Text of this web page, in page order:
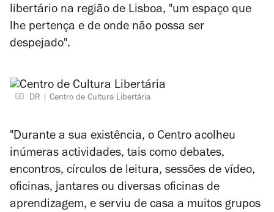
libertário na região de Lisboa, "um espaço que
lhe pertença e de onde não possa ser
despejado".
DR Centro de Cultura Libertária
"Durante a sua existência, o Centro acolheu
inúmeras actividades, tais como debates,
encontros, círculos de leitura, sessões de vídeo,
oficinas, jantares ou diversas oficinas de
aprendizagem, e serviu de casa a muitos grupos